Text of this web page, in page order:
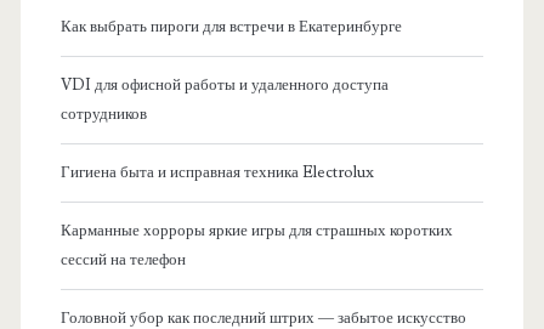
Как выбрать пироги для встречи в Екатеринбурге
VDI для офисной работы и удаленного доступа
сотрудников
Гигиена быта и исправная техника Electrolux
Карманные хорроры яркие игры для страшных коротких
сессий на телефон
Головной убор как последний штрих — забытое искусство